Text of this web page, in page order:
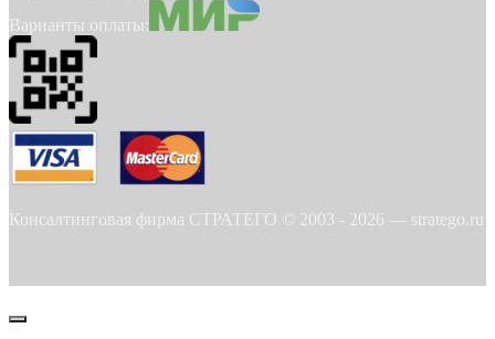
Варианты оплаты:
Консалтинговая фирма СТРАТЕГО © 2003 - 2026 — stratego.ru